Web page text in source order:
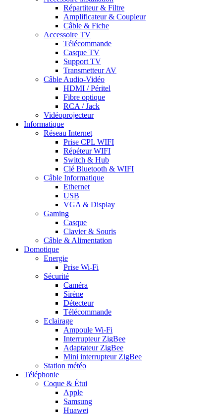
Répartiteur & Filtre
Amplificateur & Coupleur
Câble & Fiche
Accessoire TV
Télécommande
Casque TV
Support TV
Transmetteur AV
Câble Audio-Vidéo
HDMI / Péritel
Fibre optique
RCA / Jack
Vidéoprojecteur
Informatique
Réseau Internet
Prise CPL WIFI
Répéteur WIFI
Switch & Hub
Clé Bluetooth & WIFI
Câble Informatique
Ethernet
USB
VGA & Display
Gaming
Casque
Clavier & Souris
Câble & Alimentation
Domotique
Energie
Prise Wi-Fi
Sécurité
Caméra
Sirène
Détecteur
Télécommande
Eclairage
Ampoule Wi-Fi
Interrupteur ZigBee
Adaptateur ZigBee
Mini interrupteur ZigBee
Station météo
Téléphonie
Coque & Étui
Apple
Samsung
Huawei